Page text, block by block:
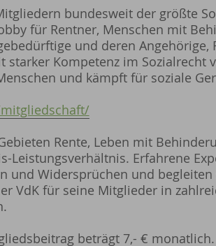
bundesweit der größte
für Rentner, Menschen mit
und deren Angehörige,
Kompetenz im Sozialrecht
und kämpft für soziale
Rente, Leben mit
Leistungsverhältnis. Erfahrene
und Widersprüchen und
VdK für seine Mitglieder in
beträgt 7,- €